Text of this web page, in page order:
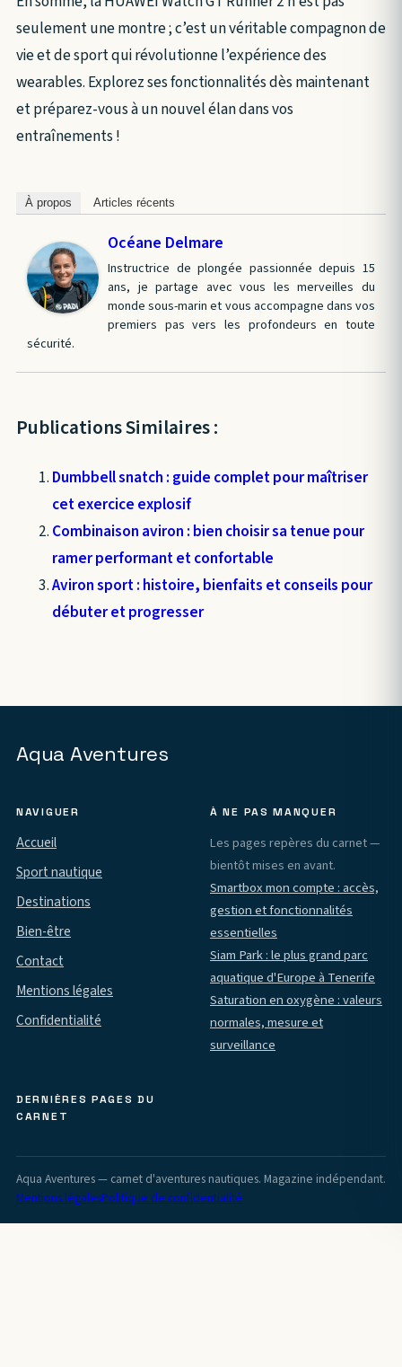
seulement une montre ; c’est un véritable compagnon de
vie et de sport qui révolutionne l’expérience des
wearables. Explorez ses fonctionnalités dès maintenant
et préparez-vous à un nouvel élan dans vos
entraînements !
À propos Articles récents
Océane Delmare
Instructrice de plongée passionnée depuis 15
ans, je partage avec vous les merveilles du
monde sous-marin et vous accompagne dans vos
premiers pas vers les profondeurs en toute
sécurité.
Publications Similaires :
Dumbbell snatch : guide complet pour maîtriser
cet exercice explosif
Combinaison aviron : bien choisir sa tenue pour
ramer performant et confortable
Aviron sport : histoire, bienfaits et conseils pour
débuter et progresser
Aqua Aventures
NAVIGUER
Accueil
Sport nautique
Destinations
Bien-être
Contact
Mentions légales
Confidentialité
À NE PAS MANQUER
Les pages repères du carnet —
bientôt mises en avant.
Smartbox mon compte : accès,
gestion et fonctionnalités
essentielles
Siam Park : le plus grand parc
aquatique d'Europe à Tenerife
Saturation en oxygène : valeurs
normales, mesure et
surveillance
DERNIÈRES PAGES DU
CARNET
Aqua Aventures — carnet d'aventures nautiques. Magazine indépendant.
Mentions légalesPolitique de confidentialité